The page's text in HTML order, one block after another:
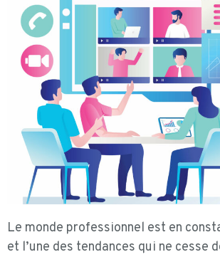
Le monde professionnel est en
et l’une des tendances qui ne cesse